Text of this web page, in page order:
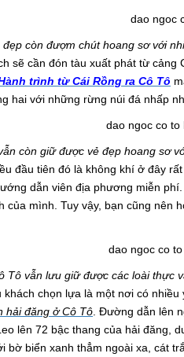
còn đượm chút hoang sơ với
sẽ cần đón tàu xuất phát từ
trình từ Cái Rồng ra Cô Tô
hai với những rừng núi đá nhấp
còn giữ được vẻ đẹp hoang sơ
đầu tiên đó là không khí ở đây
dẫn viên địa phương miễn
của mình. Tuy vậy, bạn cũng nên
Tô vẫn lưu giữ được các loài thực
chọn lựa là một nơi có
hải đăng ở Cô Tô . Đường dẫn lên
lên 72 bậc thang của hải đăng,
bờ biển xanh thẳm ngoài xa, cát